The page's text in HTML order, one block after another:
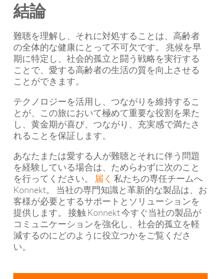
結論
難聴を理解し、それに対処することは、高齢者
の全体的な健康にとって不可欠です。 兆候を早
期に特定し、社会的孤立と闘う戦略を実行する
ことで、愛する高齢者の生活の質を向上させる
ことができます。
テクノロジーを活用し、つながりを維持するこ
とが、この旅において極めて重要な役割を果た
し、黄金期が喜び、つながり、充実感で満たさ
れることを保証します。
あなたまたは愛する人が難聴とそれに伴う問題
を経験している場合は、ためらわずに次のこと
を行ってください。 届く 私たちの専任チームへ
Konnekt。 当社の専門知識と革新的な製品は、お
客様が必要とするサポートとソリューションを
提供します。 接触 Konnekt 今すぐ当社の製品が
コミュニケーションを強化し、社会的孤立を軽
減するのにどのように役立つかをご覧くださ
い。